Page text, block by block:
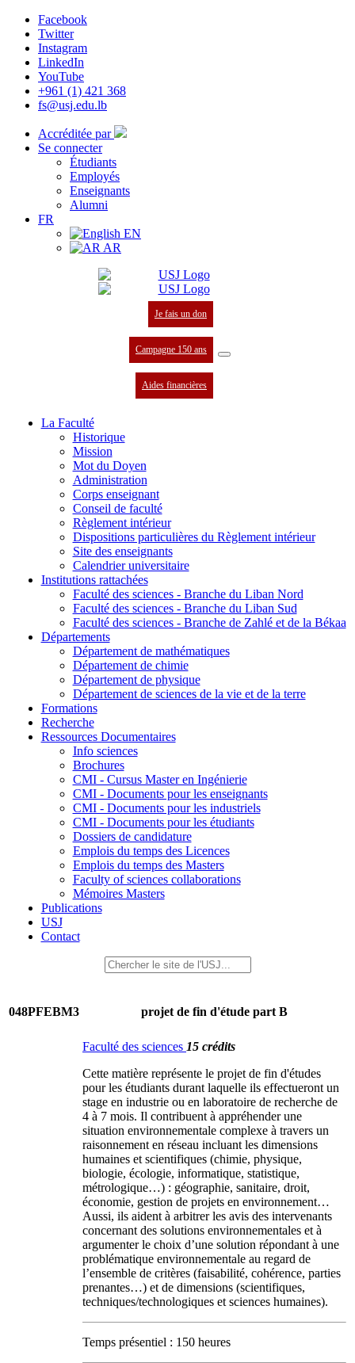
Facebook
Twitter
Instagram
LinkedIn
YouTube
+961 (1) 421 368
fs@usj.edu.lb
Accréditée par
Se connecter
Étudiants
Employés
Enseignants
Alumni
FR
EN
AR
Je fais un don
Campagne 150 ans
Aides financières
La Faculté
Historique
Mission
Mot du Doyen
Administration
Corps enseignant
Conseil de faculté
Règlement intérieur
Dispositions particulières du Règlement intérieur
Site des enseignants
Calendrier universitaire
Institutions rattachées
Faculté des sciences - Branche du Liban Nord
Faculté des sciences - Branche du Liban Sud
Faculté des sciences - Branche de Zahlé et de la Békaa
Départements
Département de mathématiques
Département de chimie
Département de physique
Département de sciences de la vie et de la terre
Formations
Recherche
Ressources Documentaires
Info sciences
Brochures
CMI - Cursus Master en Ingénierie
CMI - Documents pour les enseignants
CMI - Documents pour les industriels
CMI - Documents pour les étudiants
Dossiers de candidature
Emplois du temps des Licences
Emplois du temps des Masters
Faculty of sciences collaborations
Mémoires Masters
Publications
USJ
Contact
048PFEBM3 projet de fin d'étude part B
Faculté des sciences 15 crédits
Cette matière représente le projet de fin d'études
pour les étudiants durant laquelle ils effectueront un
stage en industrie ou en laboratoire de recherche de
4 à 7 mois. Il contribuent à appréhender une
situation environnementale complexe à travers un
raisonnement en réseau incluant les dimensions
humaines et scientifiques (chimie, physique,
biologie, écologie, informatique, statistique,
métrologique…) : géographie, sanitaire, droit,
économie, gestion de projets en environnement…
Aussi, ils aident à arbitrer les avis des intervenants
concernant des solutions environnementales et à
argumenter le choix d’une solution répondant à une
problématique environnementale au regard de
l’ensemble de critères (faisabilité, cohérence, parties
prenantes…) et de dimensions (scientifiques,
techniques/technologiques et sciences humaines).
Temps présentiel : 150 heures